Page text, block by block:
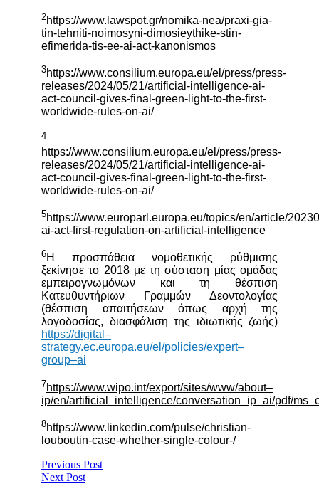
2https://www.lawspot.gr/nomika-nea/praxi-gia-
tin-tehniti-noimosyni-dimosieythike-stin-
efimerida-tis-ee-ai-act-kanonismos
3https://www.consilium.europa.eu/el/press/press-
releases/2024/05/21/artificial-intelligence-ai-
act-council-gives-final-green-light-to-the-first-
worldwide-rules-on-ai/
4
https://www.consilium.europa.eu/el/press/press-
releases/2024/05/21/artificial-intelligence-ai-
act-council-gives-final-green-light-to-the-first-
worldwide-rules-on-ai/
5https://www.europarl.europa.eu/topics/en/article/
ai-act-first-regulation-on-artificial-intelligence
6H προσπάθεια νομοθετικής ρύθμισης
ξεκίνησε το 2018 με τη σύσταση μίας ομάδας
εμπειρογνωμόνων και τη θέσπιση
Κατευθυντήριων Γραμμών Δεοντολογίας
(θέσπιση απαιτήσεων όπως αρχή της
λογοδοσίας, διασφάλιση της ιδιωτικής ζωής)
https://digital –
strategy.ec.europa.eu/el /policies/expert–
group–ai
7https://www.wipo.int/export/sites/www/about–
ip/en/artificial intelligence/conversation ip ai/pdf/ms
8https://www.linkedin.com/pulse/christian-
louboutin-case-whether-single-colour-/
Previous Post
Next Post